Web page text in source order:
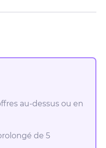
au-dessus ou en
de 5